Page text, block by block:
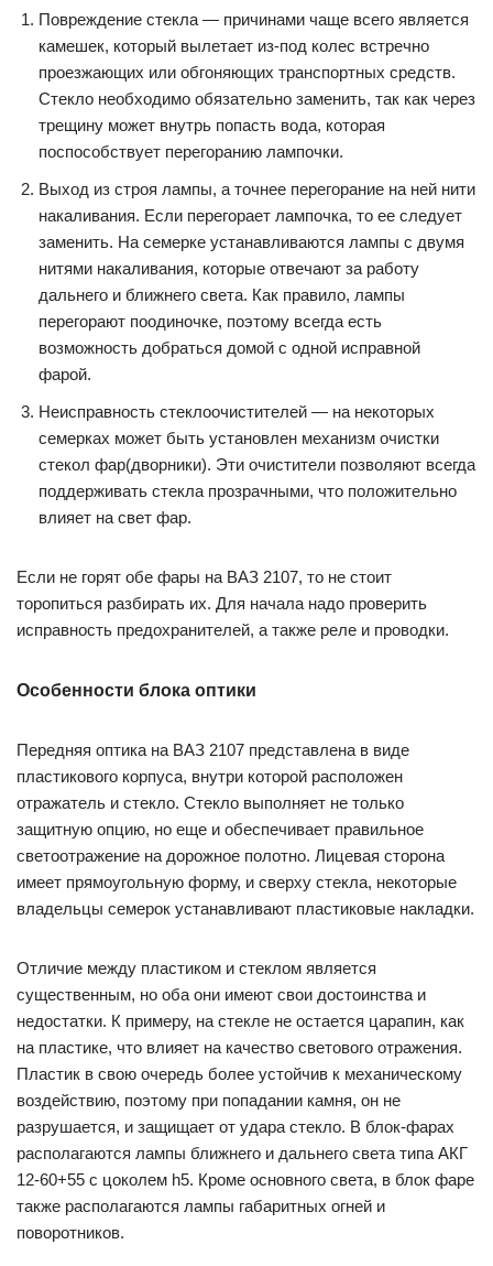
Повреждение стекла — причинами чаще всего является
камешек, который вылетает из-под колес встречно
проезжающих или обгоняющих транспортных средств.
Стекло необходимо обязательно заменить, так как через
трещину может внутрь попасть вода, которая
поспособствует перегоранию лампочки.
Выход из строя лампы, а точнее перегорание на ней нити
накаливания. Если перегорает лампочка, то ее следует
заменить. На семерке устанавливаются лампы с двумя
нитями накаливания, которые отвечают за работу
дальнего и ближнего света. Как правило, лампы
перегорают поодиночке, поэтому всегда есть
возможность добраться домой с одной исправной
фарой.
Неисправность стеклоочистителей — на некоторых
семерках может быть установлен механизм очистки
стекол фар(дворники). Эти очистители позволяют всегда
поддерживать стекла прозрачными, что положительно
влияет на свет фар.
Если не горят обе фары на ВАЗ 2107, то не стоит
торопиться разбирать их. Для начала надо проверить
исправность предохранителей, а также реле и проводки.
Особенности блока оптики
Передняя оптика на ВАЗ 2107 представлена в виде
пластикового корпуса, внутри которой расположен
отражатель и стекло. Стекло выполняет не только
защитную опцию, но еще и обеспечивает правильное
светоотражение на дорожное полотно. Лицевая сторона
имеет прямоугольную форму, и сверху стекла, некоторые
владельцы семерок устанавливают пластиковые накладки.
Отличие между пластиком и стеклом является
существенным, но оба они имеют свои достоинства и
недостатки. К примеру, на стекле не остается царапин, как
на пластике, что влияет на качество светового отражения.
Пластик в свою очередь более устойчив к механическому
воздействию, поэтому при попадании камня, он не
разрушается, и защищает от удара стекло. В блок-фарах
располагаются лампы ближнего и дальнего света типа АКГ
12-60+55 с цоколем h5. Кроме основного света, в блок фаре
также располагаются лампы габаритных огней и
поворотников.